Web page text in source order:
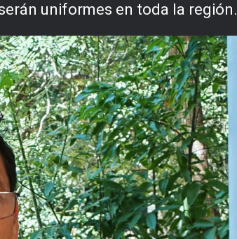
uniformes en toda la región.